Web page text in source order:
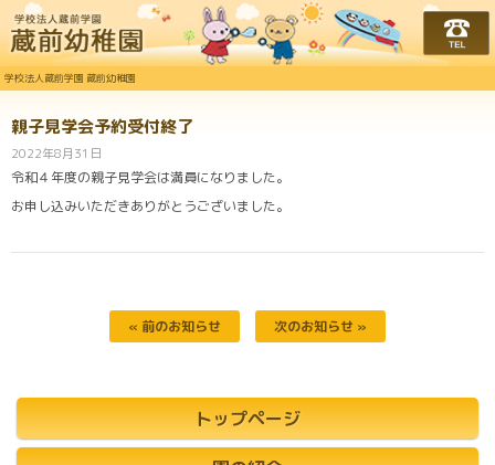
学校法人蔵前学園 蔵前幼
学校法人蔵前学園 蔵前幼稚園
親子見学会予約受付終了
2022年8月31日
令和４年度の親子見学会は満員になりました。
お申し込みいただきありがとうございました。
« 前のお知らせ 次のお知らせ »
トップページ